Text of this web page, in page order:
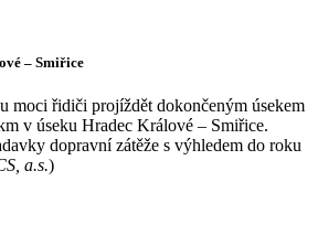
– Smiřice
moci řidiči projíždět dokončeným úsekem
v úseku Hradec Králové – Smiřice.
dopravní zátěže s výhledem do roku
a.s.)